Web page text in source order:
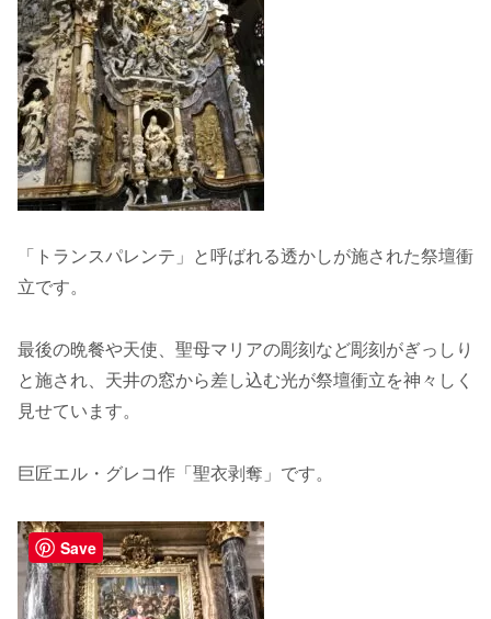
「トランスパレンテ」と呼ばれる透かしが施された祭壇衝
立です。
最後の晩餐や天使、聖母マリアの彫刻など彫刻がぎっしり
と施され、天井の窓から差し込む光が祭壇衝立を神々しく
見せています。
巨匠エル・グレコ作「聖衣剥奪」です。
Save